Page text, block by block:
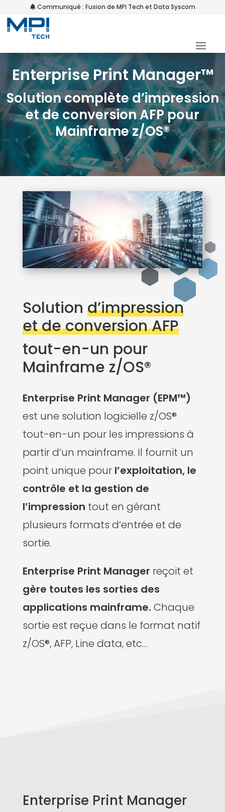
Communiqué : Fusion de MPI Tech et Data Syscom
Enterprise Print Manager™
Solutioncomplète d’impression
et de conversion AFP pour
Mainframe z/OS®
Solution d’impression
et de conversion AFP
tout-en-un pour
Mainframe z/OS®
Enterprise Print Manager (EPM™)
est une solution logicielle z/OS®
tout-en-un pour les impressions à
partir d’un mainframe. Il fournit un
point unique pour l’exploitation, le
contrôle et la gestion de
l’impression tout en gérant
plusieurs formats d’entrée et de
sortie.
Enterprise Print Manager reçoit et
gère toutes les sorties des
applications mainframe. Chaque
sortie est reçue dans le format natif
z/OS®, AFP, Line data, etc…
Enterprise Print Manager